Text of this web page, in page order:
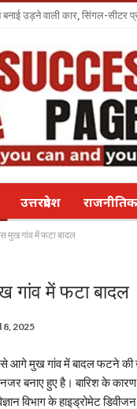
उड़ने वाली कार, सिंगल-सीटर
उत्तरप्रदेश राजनीतिक
मुख गांव में फटा बादल
गांव में फटा बादल
8, 2025
आगे मुख गांव में बादल फटने
नजर बनाए हुए है। बारिश के
विभाग के हाइड्रोमेट